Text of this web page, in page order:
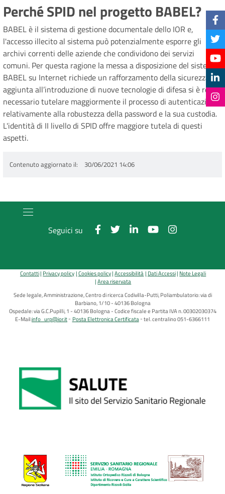
Perché SPID nel progetto BABEL?
BABEL è il sistema di gestione documentale dello IOR e,
l'accesso illecito al sistema può potenzialmente esporre gli
archivi correnti delle aziende che condividono dei servizi
comuni. Per questa ragione la messa a disposizione del sistema
BABEL su Internet richiede un rafforzamento della sicurezza. In
aggiunta all’introduzione di nuove tecnologie di difesa si è reso
necessario tutelare maggiormente il processo di autenticazione
relativamente alla robustezza della password e la sua custodia.
L'identità di II livello di SPID offre maggiore tutela di questi
aspetti.
Contenuto aggiornato il 30/06/2021 14:06
Seguici su
Contatti Privacy policy Cookies policy Accessibilità Dati Accessi Note Legali
Area riservata
Sede legale, Amministrazione, Centro di ricerca Codivilla-Putti, Poliambulatorio: via di
Barbiano, 1/10 - 40136 Bologna
Ospedale: via G.C.Pupilli, 1 - 40136 Bologna - Codice fiscale e Partita IVA n. 00302030374
E-Mail:info_urp@ior.it Posta Elettronica Certificata tel. centralino 051-6366111